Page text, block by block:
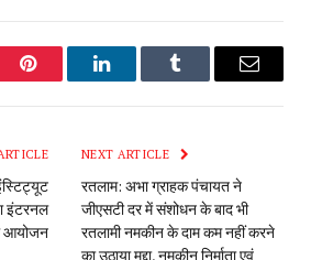
Pinterest LinkedInTumblr Email
इंटरनल
आयोजन
NEXT ARTICLE
रतलाम: अभा ग्राहक पंचायत ने
जीएसटी दर में संशोधन के बाद भी
रतलामी नमकीन के दाम कम नहीं करने
का उठाया मुद्दा, नमकीन निर्माता एवं